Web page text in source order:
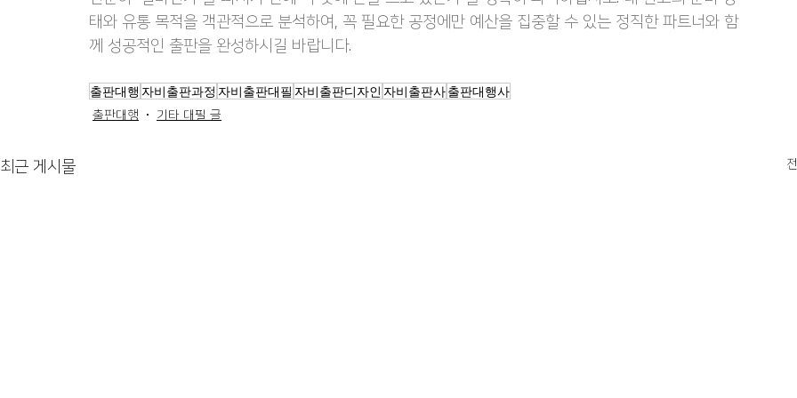
태와 유통 목적을 객관적으로 분석하여, 꼭 필요한 공정에만 예산을 집중할 수 있는 정직한 파트너와 함
께 성공적인 출판을 완성하시길 바랍니다.
출판대행 자비출판과정 자비출판대필 자비출판디자인 자비출판사출판대행사
출판대행 기타 대필 글
최근 게시물